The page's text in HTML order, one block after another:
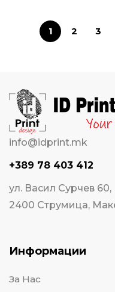
1 2 3
info@idprint.mk
+389 78 403 412
ул. Васил Сурчев 60,
2400 Струмица,
Информации
За Нас